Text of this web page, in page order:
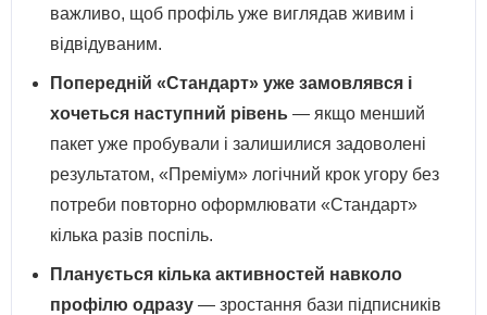
важливо, щоб профіль уже виглядав живим і
відвідуваним.
Попередній «Стандарт» уже замовлявся і
хочеться наступний рівень — якщо менший
пакет уже пробували і залишилися задоволені
результатом, «Преміум» логічний крок угору без
потреби повторно оформлювати «Стандарт»
кілька разів поспіль.
Планується кілька активностей навколо
профілю одразу — зростання бази підписників